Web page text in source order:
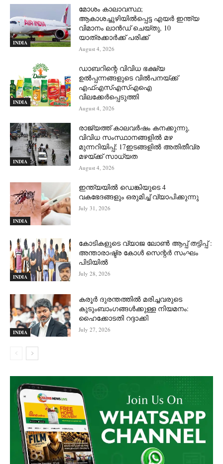
INDIA
മോശം കാലാവസ്ഥ;
ആകാശച്ചുഴിയില്‍പ്പെട്ട എയര്‍ ഇന്ത്യ
വിമാനം ലാന്‍ഡ് ചെയ്തു, 10
യാത്രക്കാര്‍ക്ക് പരിക്ക്
August 4, 2026
INDIA
ഡാബറിന്റെ വിവിധ ഭക്ഷ്യ
ഉൽപ്പന്നങ്ങളുടെ വിൽപനയ്ക്ക്
എഫ്എസ്എസ്എഐ
വിലക്കേർപ്പെടുത്തി
August 4, 2026
INDIA
രാജ്യത്ത് കാലവർഷം കനക്കുന്നു,
വിവിധ സംസ്ഥാനങ്ങളിൽ മഴ
മുന്നറിയിപ്പ്; 17ഇടങ്ങളിൽ അതിതീവ്ര
മഴയ്ക്ക് സാധ്യത
August 4, 2026
INDIA
ഇന്ത്യയിൽ ഡെങ്കിയുടെ 4
വകഭേദങ്ങളും ഒരുമിച്ച് വ്യാപിക്കുന്നു
July 31, 2026
INDIA
കോടികളുടെ വ്യാജ ലോൺ ആപ്പ് തട്ടിപ്പ് :
അന്താരാഷ്ട്ര കോൾ സെന്റർ സംഘം
പിടിയില്‍
July 28, 2026
INDIA
കരൂർ ദുരന്തത്തിൽ മരിച്ചവരുടെ
കുടുംബാംഗങ്ങൾക്കുള്ള നിയമനം:
ഹൈക്കോടതി റദ്ദാക്കി
July 27, 2026